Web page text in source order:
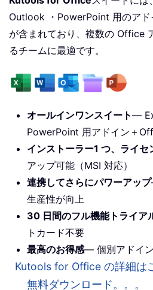
Outlook ・PowerPoint 用のア
が含まれており、複数の Office
るチームに最適です。
オールインワンスイート—
PowerPoint 用アドイン＋
インストーラー1 つ、ライセ
アップ可能（MSI 対応）
連携してさらにパワーアップ
生産性が向上
30 日間のフル機能トライア
トカード不要
最高のお得感— 個別アドイ
Kutools for Office の詳細は
無料ダウンロード。。。